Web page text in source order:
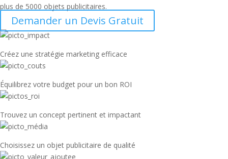
plus de 5000 objets publicitaires.
Demander un Devis Gratuit
Créez une stratégie marketing efficace
Équilibrez votre budget pour un bon ROI
Trouvez un concept pertinent et impactant
Choisissez un objet publicitaire de qualité